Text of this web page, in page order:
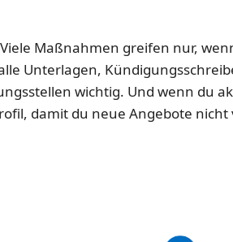
Maßnahmen greifen nur,
Unterlagen,
wichtig. Und wenn du
damit du neue Angebote nicht